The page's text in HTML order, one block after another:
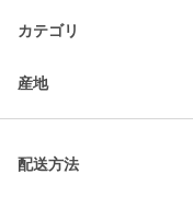
カテゴリ
産地
配送方法